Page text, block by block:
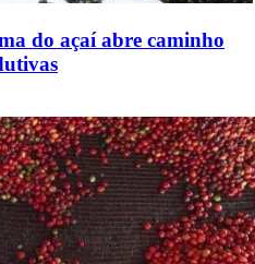
do açaí abre caminho